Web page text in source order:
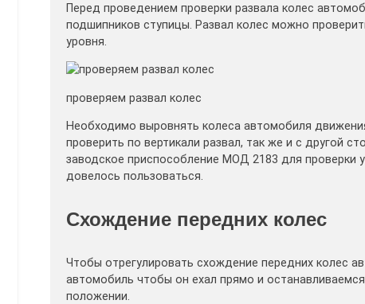
Перед проведением проверки развала колес
подшипников ступицы. Развал колес можно
уровня.
проверяем развал колес
Необходимо выровнять колеса автомобиля
проверить по вертикали развал, так же и с другой
заводское приспособление МОД 2183 для проверки
довелось пользоваться.
Схождение передних колес
Чтобы отрегулировать схождение передних колес
автомобиль чтобы он ехал прямо и
положении.